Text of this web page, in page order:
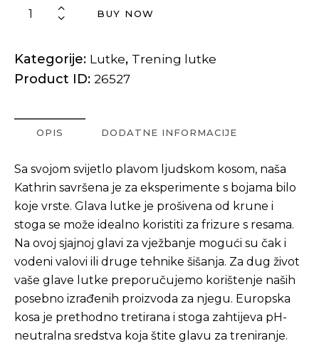
BUY NOW
Kategorije: Lutke, Trening lutke
Product ID: 26527
OPIS DODATNE INFORMACIJE
Sa svojom svijetlo plavom ljudskom kosom, naša
Kathrin savršena je za eksperimente s bojama bilo
koje vrste. Glava lutke je prošivena od krune i
stoga se može idealno koristiti za frizure s resama.
Na ovoj sjajnoj glavi za vježbanje mogući su čak i
vodeni valovi ili druge tehnike šišanja. Za dug život
vaše glave lutke preporučujemo korištenje naših
posebno izrađenih proizvoda za njegu. Europska
kosa je prethodno tretirana i stoga zahtijeva pH-
neutralna sredstva koja štite glavu za treniranje.